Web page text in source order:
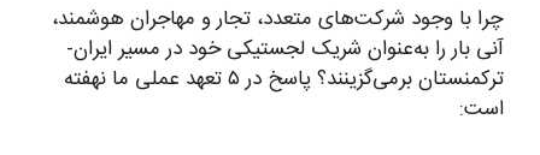
چرا با وجود شرکت‌های متعدد، تجار و مهاجران هوشمند،
آنی بار را به‌عنوان شریک لجستیکی خود در مسیر ایران-
ترکمنستان برمی‌گزینند؟ پاسخ در ۵ تعهد عملی ما نهفته
است: